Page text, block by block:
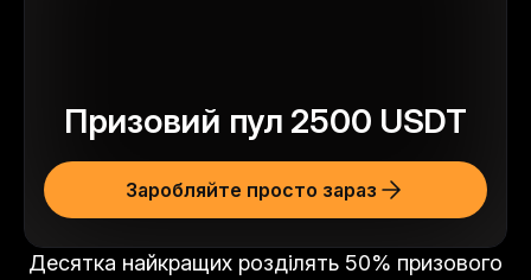
Десятка найкращих розділять 50% призового
Призовий пул 2500 USDT
Заробляйте просто зараз